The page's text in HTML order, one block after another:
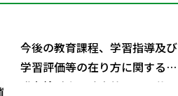
今後の教育課程、学習指導及び
学習評価等の在り方に関する有
識者検討会の論点整理を掲載し